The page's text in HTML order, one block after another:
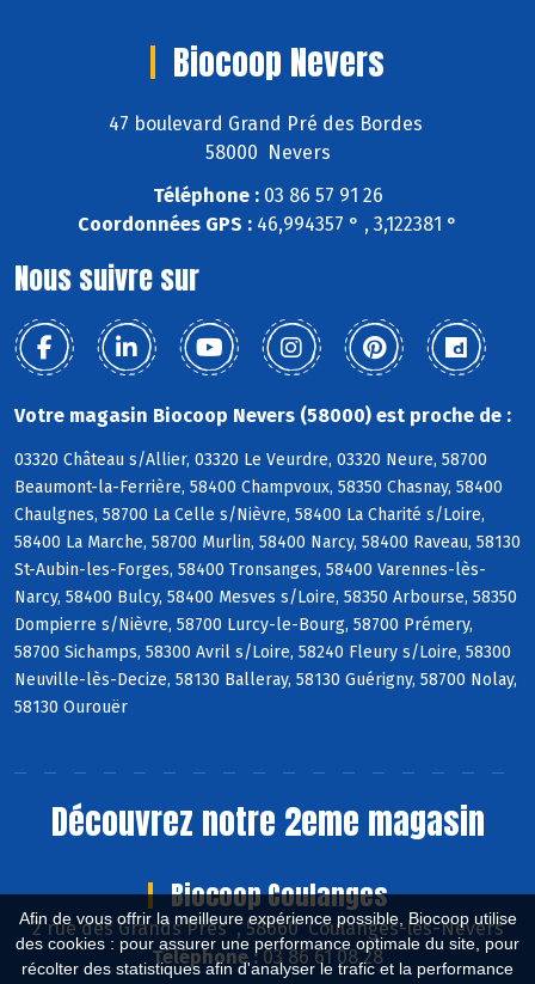
Afin de vous offrir la meilleure expérience possible, Biocoop utilise
des cookies : pour assurer une performance optimale du site, pour
récolter des statistiques afin d'analyser le trafic et la performance
Biocoop Nevers
47 boulevard Grand Pré des Bordes
58000 Nevers
Téléphone :03 86 57 91 26
Coordonnées GPS : 46,994357 ° , 3,122381 °
Nous suivre sur
Votre magasin Biocoop Nevers (58000) est proche de :
03320 Château s/Allier, 03320 Le Veurdre, 03320 Neure, 58700
Beaumont-la-Ferrière, 58400 Champvoux, 58350 Chasnay, 58400
Chaulgnes, 58700 La Celle s/Nièvre, 58400 La Charité s/Loire,
58400 La Marche, 58700 Murlin, 58400 Narcy, 58400 Raveau, 58130
St-Aubin-les-Forges, 58400 Tronsanges, 58400 Varennes-lès-
Narcy, 58400 Bulcy, 58400 Mesves s/Loire, 58350 Arbourse, 58350
Dompierre s/Nièvre, 58700 Lurcy-le-Bourg, 58700 Prémery,
58700 Sichamps, 58300 Avril s/Loire, 58240 Fleury s/Loire, 58300
Neuville-lès-Decize, 58130 Balleray, 58130 Guérigny, 58700 Nolay,
58130 Ourouër
Découvrez notre 2eme magasin
Biocoop Coulanges
2 rue des Grands Près , 58660 Coulanges-lès-Nevers
Téléphone :03 86 61 08 28